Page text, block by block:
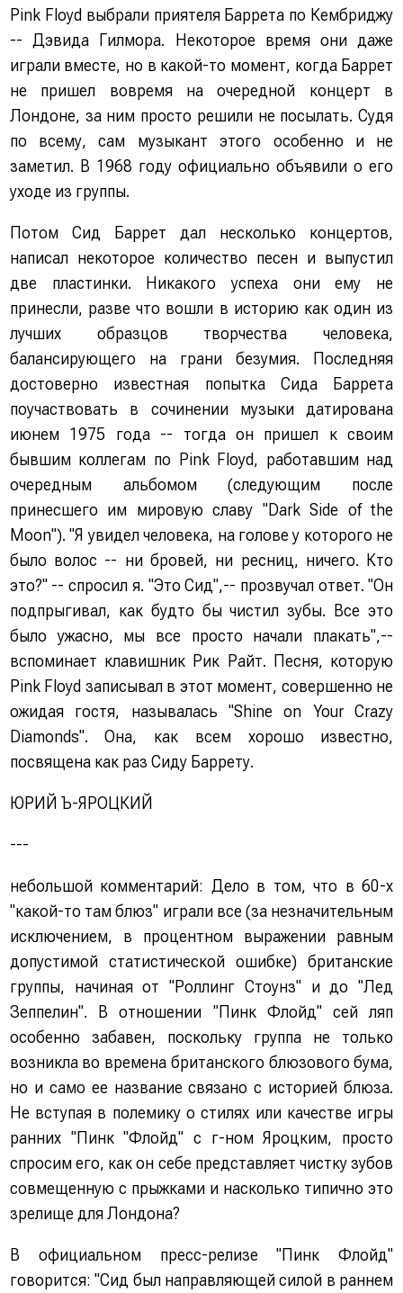
Pink Floyd выбрали приятеля Баррета по Кембриджу
-- Дэвида Гилмора. Некоторое время они даже
играли вместе, но в какой-то момент, когда Баррет
не пришел вовремя на очередной концерт в
Лондоне, за ним просто решили не посылать. Судя
по всему, сам музыкант этого особенно и не
заметил. В 1968 году официально объявили о его
уходе из группы.
Потом Сид Баррет дал несколько концертов,
написал некоторое количество песен и выпустил
две пластинки. Никакого успеха они ему не
принесли, разве что вошли в историю как один из
лучших образцов творчества человека,
балансирующего на грани безумия. Последняя
достоверно известная попытка Сида Баррета
поучаствовать в сочинении музыки датирована
июнем 1975 года -- тогда он пришел к своим
бывшим коллегам по Pink Floyd, работавшим над
очередным альбомом (следующим после
принесшего им мировую славу "Dark Side of the
Moon"). "Я увидел человека, на голове у которого не
было волос -- ни бровей, ни ресниц, ничего. Кто
это?" -- спросил я. "Это Сид",-- прозвучал ответ. "Он
подпрыгивал, как будто бы чистил зубы. Все это
было ужасно, мы все просто начали плакать",--
вспоминает клавишник Рик Райт. Песня, которую
Pink Floyd записывал в этот момент, совершенно не
ожидая гостя, называлась "Shine on Your Crazy
Diamonds". Она, как всем хорошо известно,
посвящена как раз Сиду Баррету.
ЮРИЙ Ъ-ЯРОЦКИЙ
---
небольшой комментарий: Дело в том, что в 60-х
"какой-то там блюз" играли все (за незначительным
исключением, в процентном выражении равным
допустимой статистической ошибке) британские
группы, начиная от "Роллинг Стоунз" и до "Лед
Зеппелин". В отношении "Пинк Флойд" сей ляп
особенно забавен, поскольку группа не только
возникла во времена британского блюзового бума,
но и само ее название связано с историей блюза.
Не вступая в полемику о стилях или качестве игры
ранних "Пинк "Флойд" с г-ном Яроцким, просто
спросим его, как он себе представляет чистку зубов
совмещенную с прыжками и насколько типично это
зрелище для Лондона?
В официальном пресс-релизе "Пинк Флойд"
говорится: "Сид был направляющей силой в раннем